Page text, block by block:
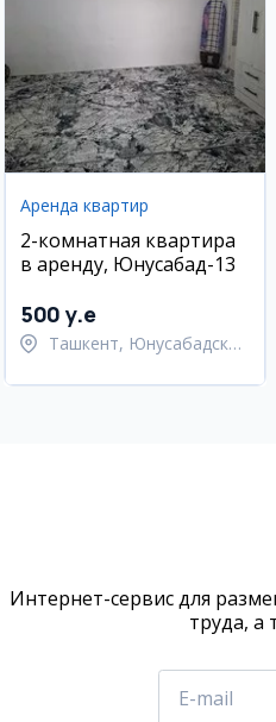
Аренда квартир
2-комнатная квартира
в аренду, Юнусабад-13
500 y.e
Ташкент, Юнусабадский
Интернет-сервис для
труда, а